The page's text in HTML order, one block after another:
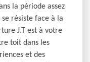
la période assez
résiste face à la
J.T est à votre
toit dans les
et des